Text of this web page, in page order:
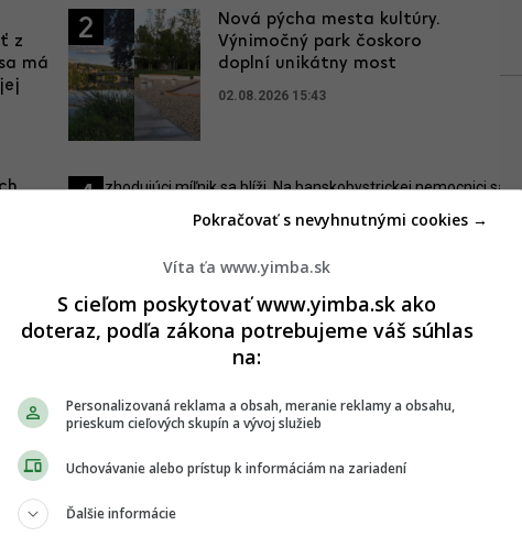
z
má
2
Nová pýcha mesta kultúry.
Výnimočný park čoskoro
doplní unikátny most
02.08.2026 15:43
4
banskobystrickej nemocnici sa objavila prvá
glajcha
16.07.2026 19:58
sa priblížil. Modernizácia
rozhodnutie
Víta ťa www.yimba.sk
S cieľom poskytovať www.yimba.sk ako
doteraz, podľa zákona potrebujeme váš súhlas
na:
Personalizovaná reklama a obsah, meranie reklamy a obsahu,
prieskum cieľových skupín a vývoj služieb
Uchovávanie alebo prístup k informáciám na zariadení
Ďalšie informácie
Pokračovať s nevyhnutnými cookies →